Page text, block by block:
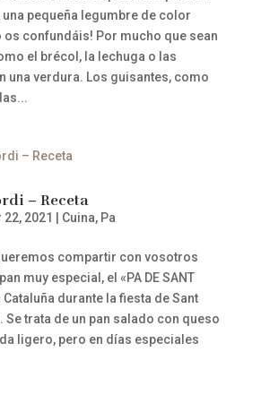
pequeña legumbre de color
os confundáis! Por mucho que sean
el brécol, la lechuga o las
una verdura. Los guisantes, como
– Receta
22, 2021 Cuina, Pa
compartir con vosotros
muy especial, el «PA DE SANT
durante la fiesta de Sant
Se trata de un pan salado con queso
ligero, pero en días especiales